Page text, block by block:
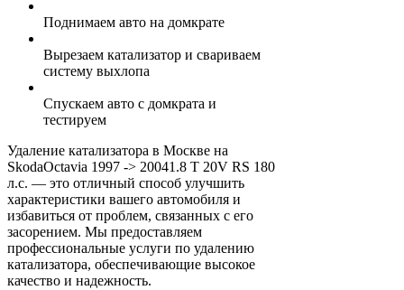
Поднимаем авто на домкрате
Вырезаем катализатор и свариваем
систему выхлопа
Спускаем авто с домкрата и
тестируем
Удаление катализатора в Москве на
SkodaOctavia 1997 -> 20041.8 T 20V RS 180
л.с. — это отличный способ улучшить
характеристики вашего автомобиля и
избавиться от проблем, связанных с его
засорением. Мы предоставляем
профессиональные услуги по удалению
катализатора, обеспечивающие высокое
качество и надежность.